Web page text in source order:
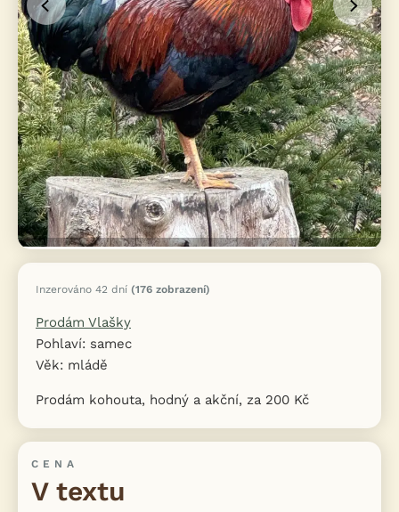
Inzerováno 42 dní (176 zobrazení)
Prodám Vlašky
Pohlaví: samec
Věk: mládě
Prodám kohouta, hodný a akční, za 200 Kč
CENA
V textu